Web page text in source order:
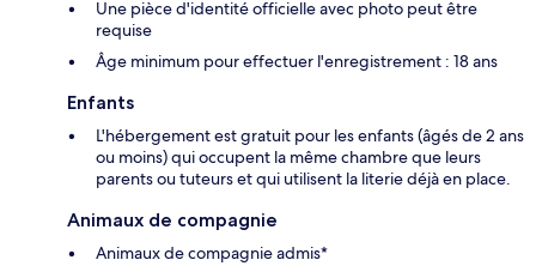
Une pièce d'identité officielle avec photo peut être
requise
Âge minimum pour effectuer l'enregistrement : 18 ans
Enfants
L'hébergement est gratuit pour les enfants (âgés de 2 ans
ou moins) qui occupent la même chambre que leurs
parents ou tuteurs et qui utilisent la literie déjà en place.
Animaux de compagnie
Animaux de compagnie admis*